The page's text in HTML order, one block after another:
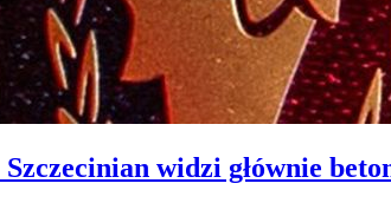
Szczecinian widzi głównie